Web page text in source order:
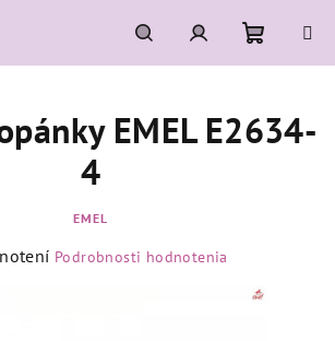
HľadaťPrihlásenie
košík
EMEL E2634-
4
EMEL
Podrobnosti hodnotenia